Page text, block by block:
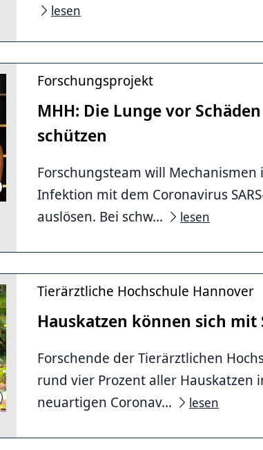
lesen
Karin Kaiser / MHH
Forschungsprojekt
MHH: Die Lunge vor
schützen
Forschungsteam will
Infektion mit dem Coronavirus
auslösen. Bei schw...
lesen
Daniel Gerke
Tierärztliche Hochschule Hannover
Hauskatzen können sich mit
Forschende der Tierärztlichen
rund vier Prozent aller
neuartigen Coronav...
lesen